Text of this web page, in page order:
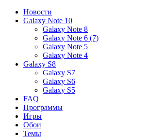
Новости
Galaxy Note 10
Galaxy Note 8
Galaxy Note 6 (7)
Galaxy Note 5
Galaxy Note 4
Galaxy S8
Galaxy S7
Galaxy S6
Galaxy S5
FAQ
Программы
Игры
Обои
Темы